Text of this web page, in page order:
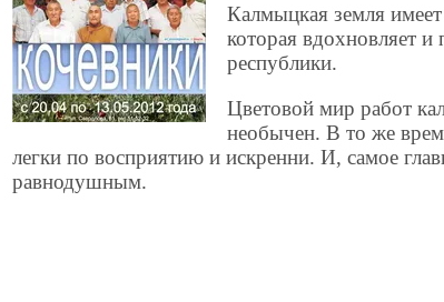
Калмыцкая земля
которая вдохновляет и
республики.
Цветовой мир работ
необычен. В то же
легки по восприятию и искренни. И, самое
равнодушным.